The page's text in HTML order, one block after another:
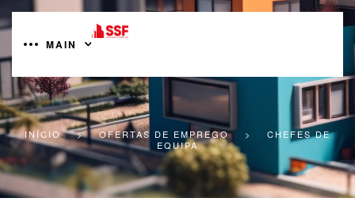
MAIN
INÍCIO > OFERTAS DE EMPREGO >
CHEFES DE
EQUIPA